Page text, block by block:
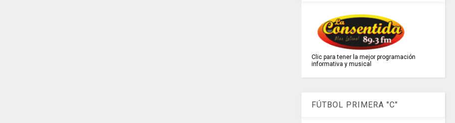
Clic para tener la mejor programación
informativa y musical
FÚTBOL PRIMERA "C"